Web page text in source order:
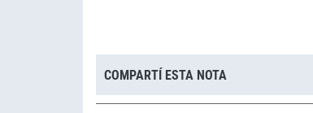
COMPARTÍ ESTA NOTA